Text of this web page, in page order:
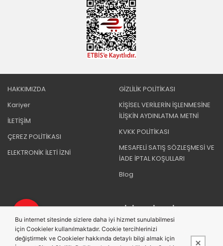
HAKKIMIZDA
Kariyer
İLETİŞİM
ÇEREZ POLİTİKASI
ELEKTRONİK İLETİ İZNİ
GİZLİLİK POLİTİKASI
KİŞİSEL VERİLERİN İŞLENMESİNE
İLİŞKİN AYDINLATMA METNİ
KVKK POLİTİKASI
MESAFELİ SATIŞ SÖZLEŞMESİ VE
İADE İPTAL KOŞULLARI
Blog
BIZI TAKIP EDIN
Bu internet sitesinde sizlere daha iyi hizmet sunulabilmesi
için Cookieler kullanılmaktadır. Cookie tercihlerinizi
değiştirmek ve Cookieler hakkında detaylı bilgi almak için